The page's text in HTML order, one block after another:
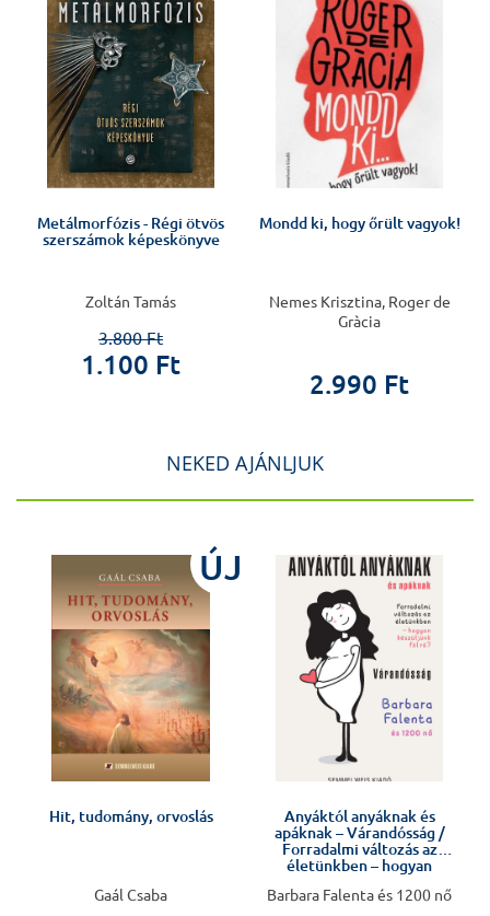
Metálmorfózis - Régi ötvös
szerszámok képeskönyve
Zoltán Tamás
3.800 Ft
1.100 Ft
Mondd ki, hogy őrült vagyok!
Nemes Krisztina, Roger de
Gràcia
2.990 Ft
NEKED AJÁNLJUK
ÚJ
Hit, tudomány, orvoslás
Gaál Csaba
Anyáktól anyáknak és
apáknak – Várandósság /
Forradalmi változás az
életünkben – hogyan
Barbara Falenta és 1200 nő